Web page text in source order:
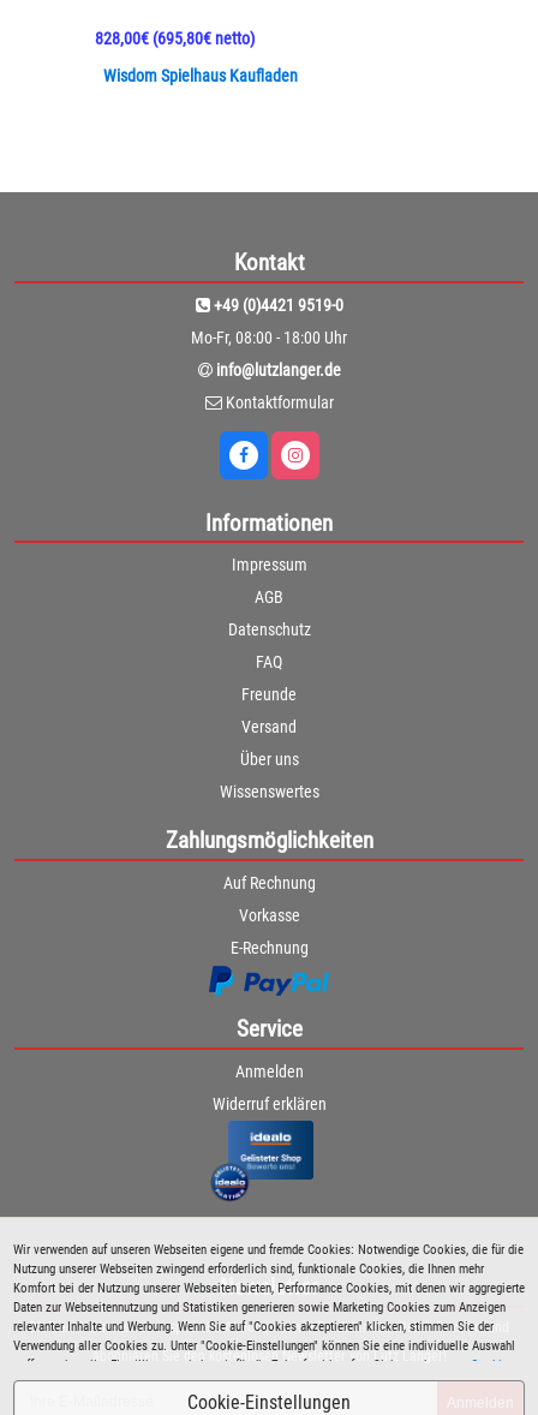
Wir verwenden auf unseren Webseiten eigene und fremde Cookies: Notwendige Cookies, die für die
Nutzung unserer Webseiten zwingend erforderlich sind, funktionale Cookies, die Ihnen mehr
Komfort bei der Nutzung unserer Webseiten bieten, Performance Cookies, mit denen wir aggregierte
Daten zur Webseitennutzung und Statistiken generieren sowie Marketing Cookies zum Anzeigen
relevanter Inhalte und Werbung. Wenn Sie auf "Cookies akzeptieren" klicken, stimmen Sie der
Verwendung aller Cookies zu. Unter "Cookie-Einstellungen" können Sie eine individuelle Auswahl
treffen und erteilte Einwilligungen jederzeit für die Zukunft widerrufen. Siehe auch unsere Cookie
Richtlinie.
Cookie-Einstellungen
Wisdom Spielhaus Kaufladen
828,00€(695,80€ netto)
Kontakt
+49 (0)4421 9519-0
Mo-Fr, 08:00 - 18:00 Uhr
info@lutzlanger.de
Kontaktformular
Informationen
Impressum
AGB
Datenschutz
FAQ
Freunde
Versand
Über uns
Wissenswertes
Zahlungsmöglichkeiten
Auf Rechnung
Vorkasse
E-Rechnung
Service
Anmelden
Widerruf erklären
Newsletter
Bleiben Sie immer über spezielle Aktionen sowie Produktneuheiten informiert und
abonnieren Sie den kostenlosen Newsletter von Lutz Langer!